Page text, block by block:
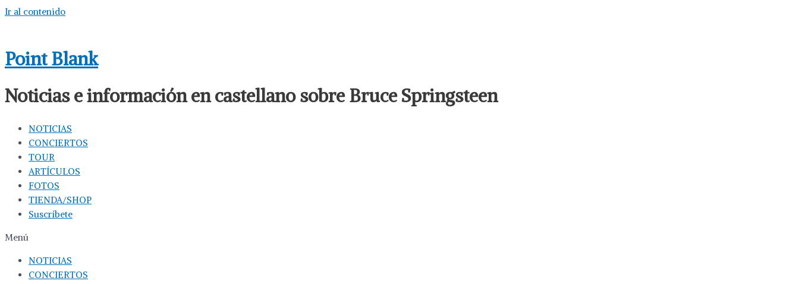
Ir al contenido
Point Blank
Noticias e información en castellano sobre Bruce Springsteen
NOTICIAS
CONCIERTOS
TOUR
ARTÍCULOS
FOTOS
TIENDA/SHOP
Suscríbete
Menú
NOTICIAS
CONCIERTOS